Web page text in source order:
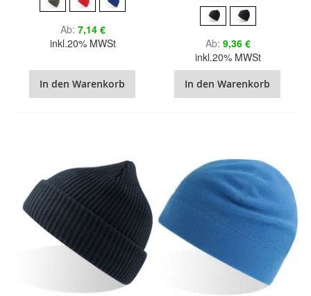
Ab 7,14 €
inkl.20% MWSt
In den Warenkorb
Ab 9,36 €
inkl.20% MWSt
In den Warenkorb